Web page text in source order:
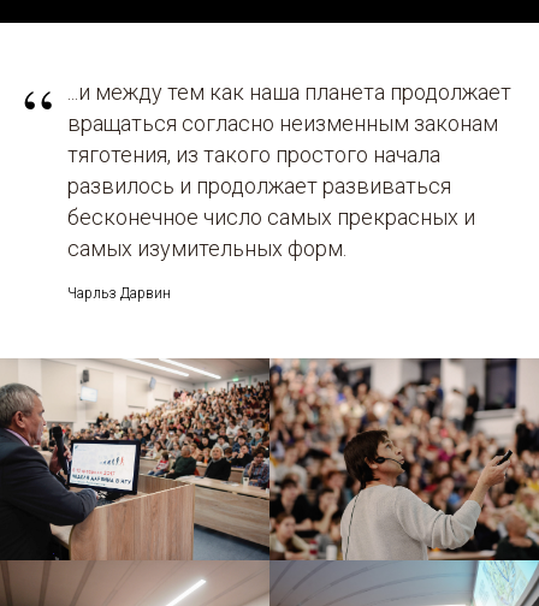
“
...и между тем как наша планета продолжает
вращаться согласно неизменным законам
тяготения, из такого простого начала
развилось и продолжает развиваться
бесконечное число самых прекрасных и
самых изумительных форм.
Чарльз Дарвин